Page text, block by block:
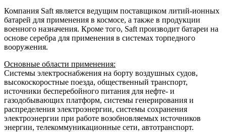
Компания Saft является ведущим поставщиком литий-ионных
батарей для применения в космосе, а также в продукции
военного назначения. Кроме того, Saft производит батареи на
основе серебра для применения в системах торпедного
вооружения.
Основные области применения:
Системы электроснабжения на борту воздушных судов,
высокоскоростные поезда, общественный транспорт,
источники бесперебойного питания для нефте- и
газодобывающих платформ, системы генерирования и
распределения электроэнергии, системы сохранения
электроэнергии при работе возобновляемых источников
энергии, телекоммуникационные сети, автотранспорт.